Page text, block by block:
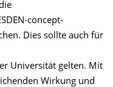
concept-
Dies sollte auch für
Universität gelten. Mit
Wirkung und